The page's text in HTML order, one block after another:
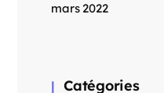
mars 2022
Catégories